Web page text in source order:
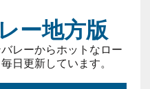
ー地方版
レーからホットなロー
日更新しています。